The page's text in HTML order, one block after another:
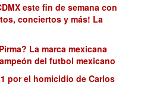
este fin de semana con
conciertos y más! La
La marca mexicana
del futbol mexicano
por el homicidio de Carlos